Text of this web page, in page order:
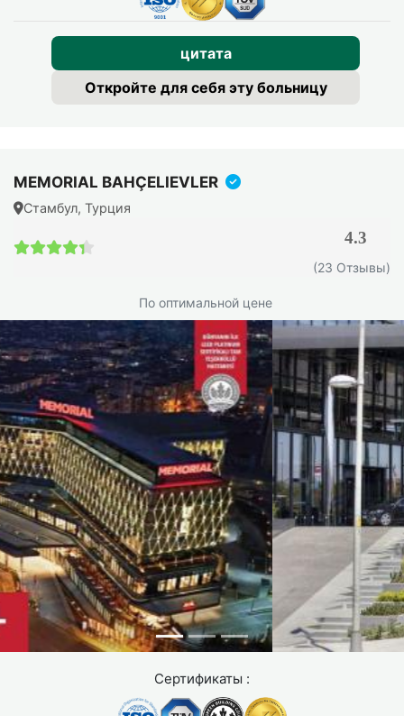
цитата
Откройте для себя эту больницу
MEMORIAL BAHÇELIEVLER
Стамбул, Турция
4.3
(23 Отзывы)
По оптимальной цене
Сертификаты :